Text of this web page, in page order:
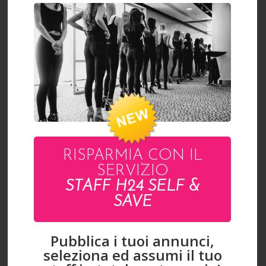
MATTIA
RISPARMIA CON IL
SERVIZIO
STAFF H24 SELF &
SAVE
Pubblica i tuoi annunci,
seleziona ed assumi il tuo